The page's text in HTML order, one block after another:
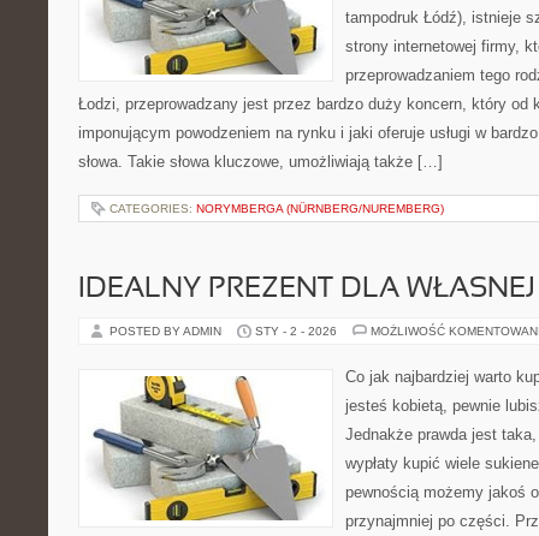
tampodruk Łódź), istnieje
strony internetowej firmy,
przeprowadzaniem tego
Łodzi, przeprowadzany jest przez bardzo duży koncern, który od
imponującym powodzeniem na rynku i jaki oferuje usługi w
słowa. Takie słowa kluczowe, umożliwiają także […]
CATEGORIES: NORYMBERGA (NÜRNBERG/NUREMBERG)
IDEALNY PREZENT DLA
POSTED BY ADMIN STY - 2 - 2026 MOŻLIWOŚĆ
Co jak najbardziej warto
jesteś kobietą, pewnie
Jednakże prawda jest
wypłaty kupić wiele
pewnością możemy jakoś
przynajmniej po części.